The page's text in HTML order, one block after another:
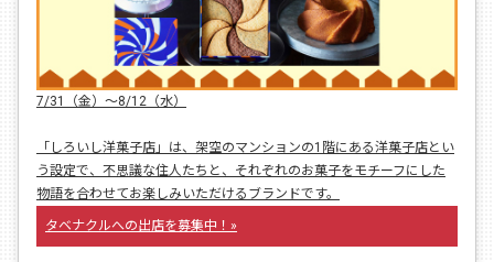
7/31（金）〜8/12（水）
「しろいし洋菓子店」は、架空のマンションの1階にある洋菓子店とい
う設定で、不思議な住人たちと、それぞれのお菓子をモチーフにした
物語を合わせてお楽しみいただけるブランドです。
タベナクルへの出店を募集中！»